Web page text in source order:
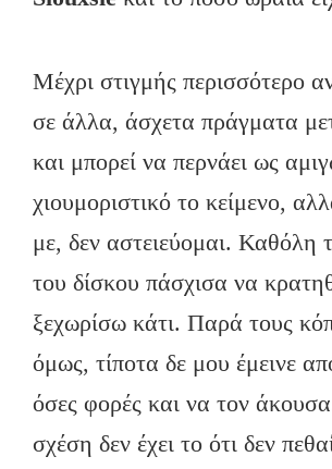
Μέχρι στιγμής περισσότερο
σε άλλα, άσχετα πράγματα
και μπορεί να περνάει ως
χιουμοριστικό το κείμενο,
με, δεν αστειεύομαι. Καθόλη
του δίσκου πάσχισα να
ξεχωρίσω κάτι. Παρά τους
όμως, τίποτα δε μου έμεινε
όσες φορές και να τον
σχέση δεν έχει το ότι δεν